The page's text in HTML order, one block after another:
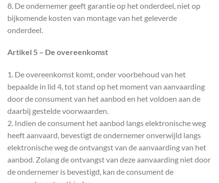
8. De ondernemer geeft garantie op het onderdeel, niet op
bijkomende kosten van montage van het geleverde
onderdeel.
Artikel 5 – De overeenkomst
1. De overeenkomst komt, onder voorbehoud van het
bepaalde in lid 4, tot stand op het moment van aanvaarding
door de consument van het aanbod en het voldoen aan de
daarbij gestelde voorwaarden.
2. Indien de consument het aanbod langs elektronische weg
heeft aanvaard, bevestigt de ondernemer onverwijld langs
elektronische weg de ontvangst van de aanvaarding van het
aanbod. Zolang de ontvangst van deze aanvaarding niet door
de ondernemer is bevestigd, kan de consument de